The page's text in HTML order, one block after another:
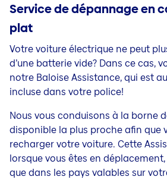
Service de dépannage en
plat
Votre voiture électrique ne peut
d’une batterie vide? Dans ce cas,
notre Baloise Assistance, qui est
incluse dans votre police!
Nous vous conduisons à la borne
disponible la plus proche afin que
recharger votre voiture. Cette
lorsque vous êtes en
que dans les pays valables sur